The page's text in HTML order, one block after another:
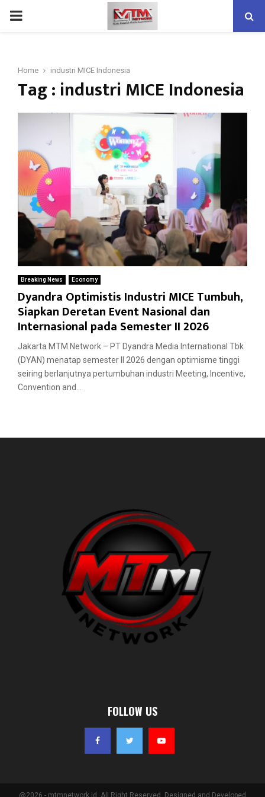
PRIMARY
Home industri MICE Indonesia
Tag : industri MICE Indonesia
Breaking News Economy
Dyandra Optimistis Industri MICE Tumbuh,
Siapkan Deretan Event Nasional dan
Internasional pada Semester II 2026
Jakarta MTM Network – PT Dyandra Media International Tbk
(DYAN) menatap semester II 2026 dengan optimisme tinggi
seiring berlanjutnya pertumbuhan industri Meeting, Incentive,
Convention and...
FOLLOW US
@2026 - mtmnetwork.id. All Right Reserved. Designed and Developed